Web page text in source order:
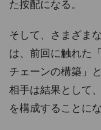
た按配になる。
そして、さまざま
は、前回に触れた
チェーンの構築」
相手は結果として
を構成することに